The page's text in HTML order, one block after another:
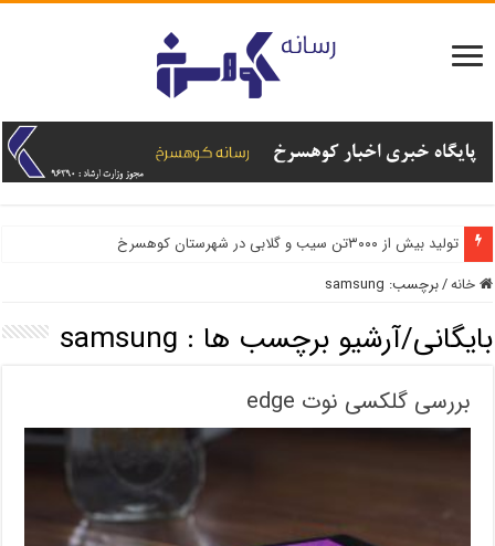
تولید بیش از ۳۰۰۰تن سیب و گلابی در شهرستان کوهسرخ
خانه/برچسب: samsung
بایگانی/آرشیو برچسب ها : samsung
بررسی گلکسی نوت edge